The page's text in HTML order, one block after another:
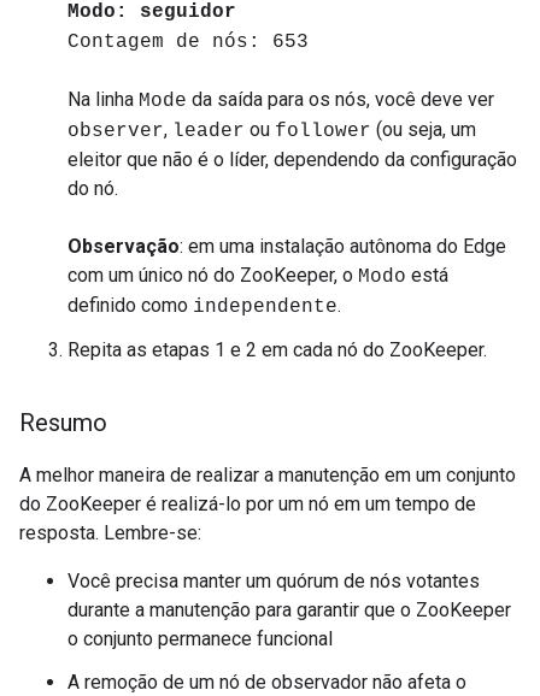
Modo: seguidor
Contagem de nós: 653
Na linha Mode da saída para os nós, você deve ver
observer, leader ou follower (ou seja, um
eleitor que não é o líder, dependendo da configuração
do nó.
Observação: em uma instalação autônoma do Edge
com um único nó do ZooKeeper, o Modo está
definido como independente.
Repita as etapas 1 e 2 em cada nó do ZooKeeper.
Resumo
A melhor maneira de realizar a manutenção em um conjunto
do ZooKeeper é realizá-lo por um nó em um tempo de
resposta. Lembre-se:
Você precisa manter um quórum de nós votantes
durante a manutenção para garantir que o ZooKeeper
o conjunto permanece funcional
A remoção de um nó de observador não afeta o